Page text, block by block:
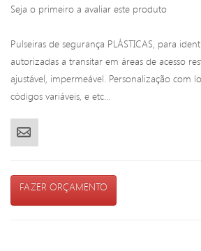
Seja o primeiro a avaliar este produto
Pulseiras de segurança PLÁSTICAS, para
autorizadas a transitar em áreas de acesso
ajustável, impermeável. Personalização com
códigos variáveis, e etc...
FAZER ORÇAMENTO